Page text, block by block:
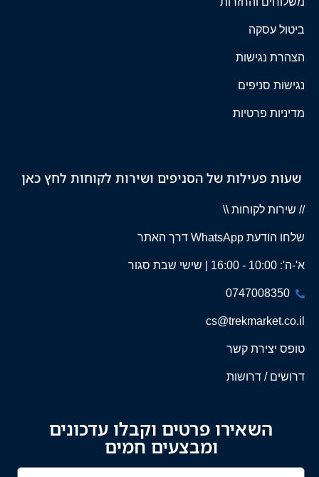
ביטול עסקה
הצהרת נגישות
נגישות סניפים
מדיניות פרטיות
שעות פעילות של הסניפים ושירות לקוחות לחץ כאן
// שירות לקוחות \\
שלחו הודעת WhatsApp דרך האתר
א'-ה': 10:00 - 16:00 | שישי שבת סגור
0747008350
cs@trekmarket.co.il
טופס יצירת קשר
דרושים / דרושות
השאירו פרטים וקבלו עדכונים
ומבצעים חמים